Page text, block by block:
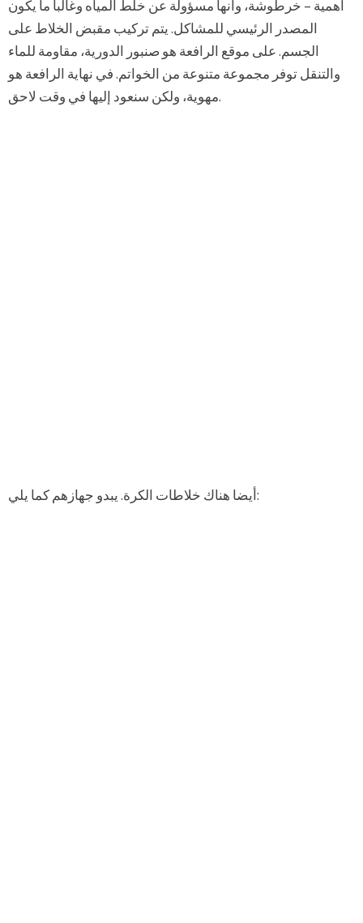
أهمية – خرطوشة، وأنها مسؤولة عن خلط المياه وغالبا ما يكون
المصدر الرئيسي للمشاكل. يتم تركيب مقبض الخلاط على
الجسم. على موقع الرافعة هو صنبور الدورية، مقاومة للماء
والتنقل توفر مجموعة متنوعة من الخواتم. في نهاية الرافعة هو
مهوية، ولكن سنعود إليها في وقت لاحق.
أيضا هناك خلاطات الكرة. يبدو جهازهم كما يلي: